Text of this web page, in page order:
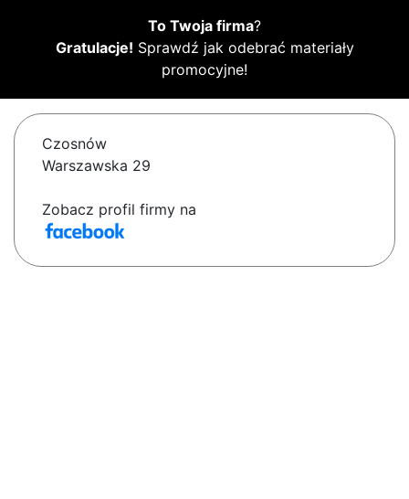
To Twoja firma?
Gratulacje! Sprawdź jak odebrać materiały
promocyjne!
Czosnów
Warszawska 29
Zobacz profil firmy na